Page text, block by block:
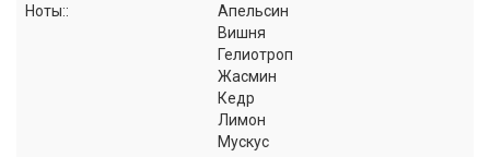
Ноты::
Апельсин
Вишня
Гелиотроп
Жасмин
Кедр
Лимон
Мускус